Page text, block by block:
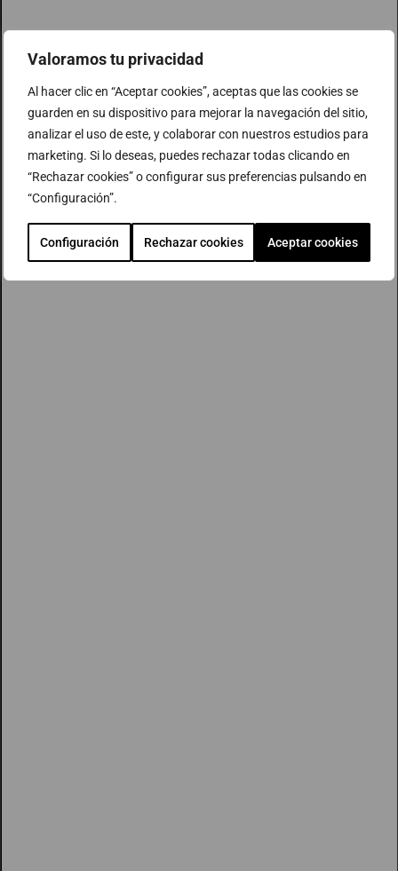
Valoramos tu privacidad
Al hacer clic en “Aceptar cookies”, aceptas que las cookies se
guarden en su dispositivo para mejorar la navegación del sitio,
analizar el uso de este, y colaborar con nuestros estudios para
marketing. Si lo deseas, puedes rechazar todas clicando en
“Rechazar cookies” o configurar sus preferencias pulsando en
“Configuración”.
Configuración Rechazar cookies Aceptar cookies